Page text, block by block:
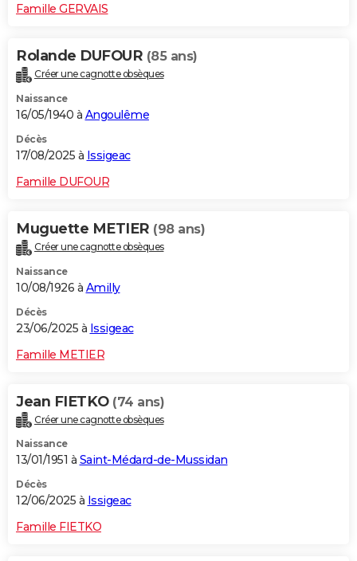
Famille GERVAIS
Rolande DUFOUR (85 ans)
Créer une cagnotte obsèques
Naissance
16/05/1940 à Angoulême
Décès
17/08/2025 à Issigeac
Famille DUFOUR
Muguette METIER (98 ans)
Créer une cagnotte obsèques
Naissance
10/08/1926 à Amilly
Décès
23/06/2025 à Issigeac
Famille METIER
Jean FIETKO (74 ans)
Créer une cagnotte obsèques
Naissance
13/01/1951 à Saint-Médard-de-Mussidan
Décès
12/06/2025 à Issigeac
Famille FIETKO